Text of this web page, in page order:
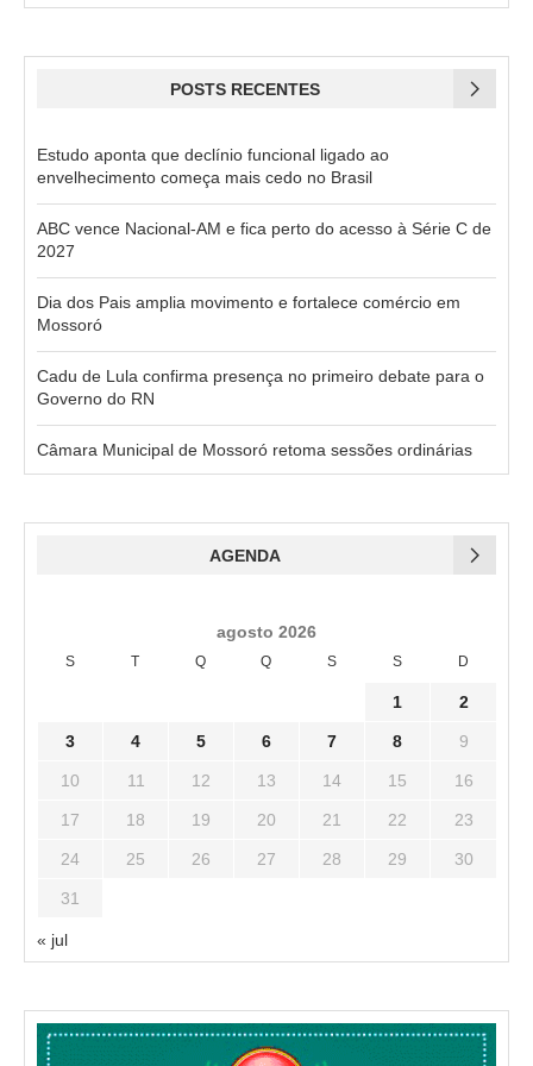
POSTS RECENTES
Estudo aponta que declínio funcional ligado ao
envelhecimento começa mais cedo no Brasil
ABC vence Nacional-AM e fica perto do acesso à Série C de
2027
Dia dos Pais amplia movimento e fortalece comércio em
Mossoró
Cadu de Lula confirma presença no primeiro debate para o
Governo do RN
Câmara Municipal de Mossoró retoma sessões ordinárias
AGENDA
agosto 2026
S T Q Q S S D
1 2
3 4 5 6 7 8 9
10 11 12 13 14 15 16
17 18 19 20 21 22 23
24 25 26 27 28 29 30
31
« jul